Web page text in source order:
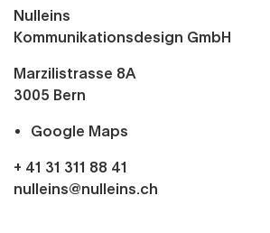
Nulleins
Kommunikationsdesign GmbH
Marzilistrasse 8A
3005 Bern
Google Maps
+ 41 31 311 88 41
nulleins@nulleins.ch